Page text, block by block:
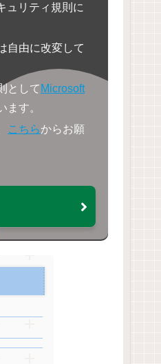
ュリティ規則に
自由に改変して
として Microsoft
ます。
こちらからお願